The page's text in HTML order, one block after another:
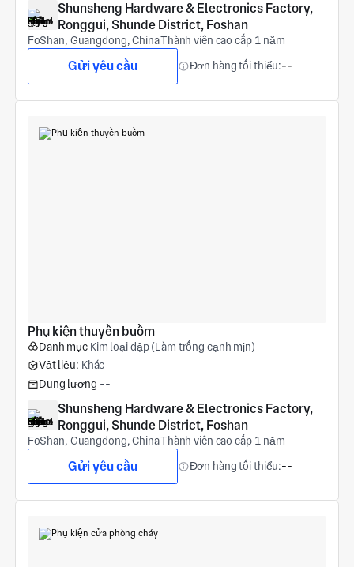
Shunsheng Hardware & Electronics Factory,
Ronggui, Shunde District, Foshan
FoShan, Guangdong, ChinaThành viên cao cấp 1 năm
Gửi yêu cầu Đơn hàng tối thiểu:--
Phụ kiện thuyền buồm
Danh mục Kim loại dập (Làm trống cạnh mịn)
Vật liệu: Khác
Dung lượng --
Shunsheng Hardware & Electronics Factory,
Ronggui, Shunde District, Foshan
FoShan, Guangdong, ChinaThành viên cao cấp 1 năm
Gửi yêu cầu Đơn hàng tối thiểu:--